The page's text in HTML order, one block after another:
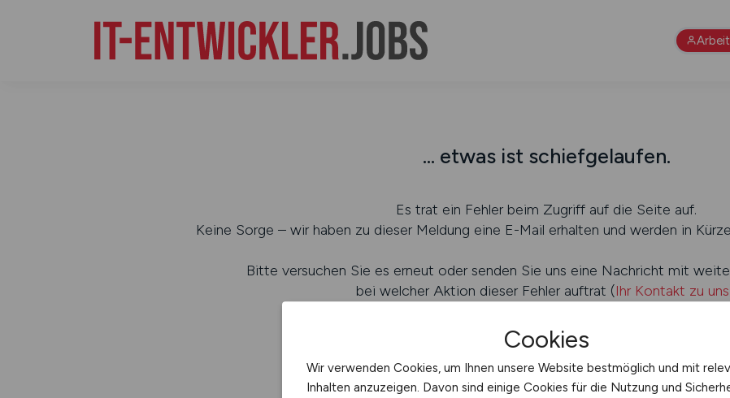
... etwas ist schiefgelaufen.
Es trat ein Fehler beim Zugriff auf die Seite auf.
Keine Sorge – wir haben zu dieser Meldung eine E-Mail erhalten und werden in
Bitte versuchen Sie es erneut oder senden Sie uns eine Nachricht mit
bei welcher Aktion dieser Fehler auftrat (Ihr Kontakt zu uns
Cookies
Wir verwenden Cookies, um Ihnen unsere Website bestmöglich und mit
Inhalten anzuzeigen. Davon sind einige Cookies für die Nutzung und